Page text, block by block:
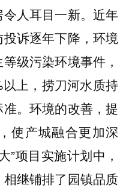
人耳目一新。近年
诉逐年下降，环境
级污染环境事件，
上，捞刀河水质持
。环境的改善，提
使产城融合更加深
”项目实施计划中，
继铺排了园镇品质